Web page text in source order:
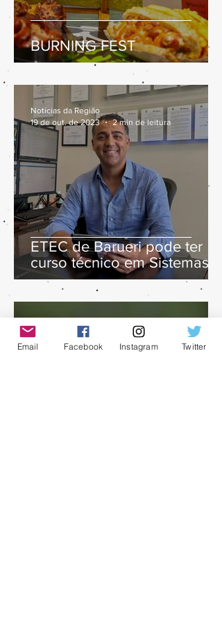
BURNING FEST
ETEC de Barueri pode ter
curso técnico em Sistemas
de Energia Renovável
Notícias da Região
19 de out. de 2023
2 min de leitura
Notícias da Região
31 de out. de 2022
3 min de leitura
Email Facebook Instagram Twitter